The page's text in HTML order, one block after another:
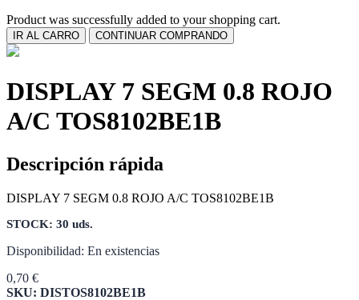
Product was successfully added to your shopping cart.
IR AL CARRO CONTINUAR COMPRANDO
DISPLAY 7 SEGM 0.8 ROJO
A/C TOS8102BE1B
Descripción rápida
DISPLAY 7 SEGM 0.8 ROJO A/C TOS8102BE1B
STOCK: 30 uds.
Disponibilidad: En existencias
0,70 €
SKU: DISTOS8102BE1B